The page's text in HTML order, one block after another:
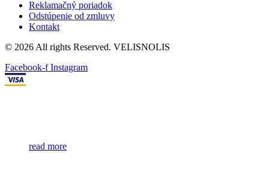
Reklamačný poriadok
Odstúpenie od zmluvy
Kontakt
© 2026 All rights Reserved. VELISNOLIS
Facebook-f Instagram
read more